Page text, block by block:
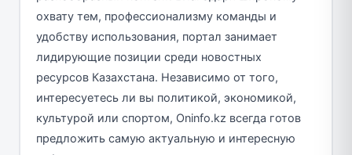
охвату тем, профессионализму команды и
удобству использования, портал занимает
лидирующие позиции среди новостных
ресурсов Казахстана. Независимо от того,
интересуетесь ли вы политикой, экономикой,
культурой или спортом, Oninfo.kz всегда готов
предложить самую актуальную и интересную